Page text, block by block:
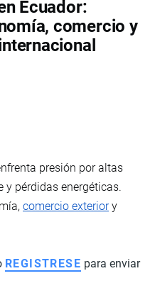
Ecuador:
comercio y
presión por altas
y pérdidas energéticas.
comercio exteriory
REGISTRESE para enviar